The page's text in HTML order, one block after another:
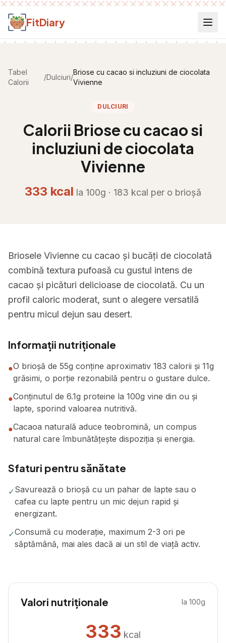
Salt la conținut
FitDiary
Tabel
Calorii
/Dulciuri/
Briose cu cacao si incluziuni de ciocolata
Vivienne
DULCIURI
Calorii Briose cu cacao si
incluziuni de ciocolata
Vivienne
333 kcal la 100g · 183 kcal per o brioșă
Briosele Vivienne cu cacao și bucăți de ciocolată
combină textura pufoasă cu gustul intens de
cacao și picături delicioase de ciocolată. Cu un
profil caloric moderat, sunt o alegere versatilă
pentru micul dejun sau desert.
Informații nutriționale
●O brioșă de 55g conține aproximativ 183 calorii și 11g
grăsimi, o porție rezonabilă pentru o gustare dulce.
●Conținutul de 6.1g proteine la 100g vine din ou și
lapte, sporind valoarea nutritivă.
●Cacaoa naturală aduce teobromină, un compus
natural care îmbunătățește dispoziția și energia.
Sfaturi pentru sănătate
✓Savurează o brioșă cu un pahar de lapte sau o
cafea cu lapte pentru un mic dejun rapid și
energizant.
✓Consumă cu moderație, maximum 2-3 ori pe
săptămână, mai ales dacă ai un stil de viață activ.
Valori nutriționale la 100g
333 kcal